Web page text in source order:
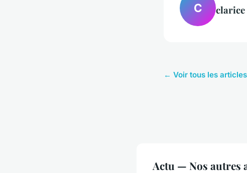
C clarice
← Voir tous les
Actu — Nos autres